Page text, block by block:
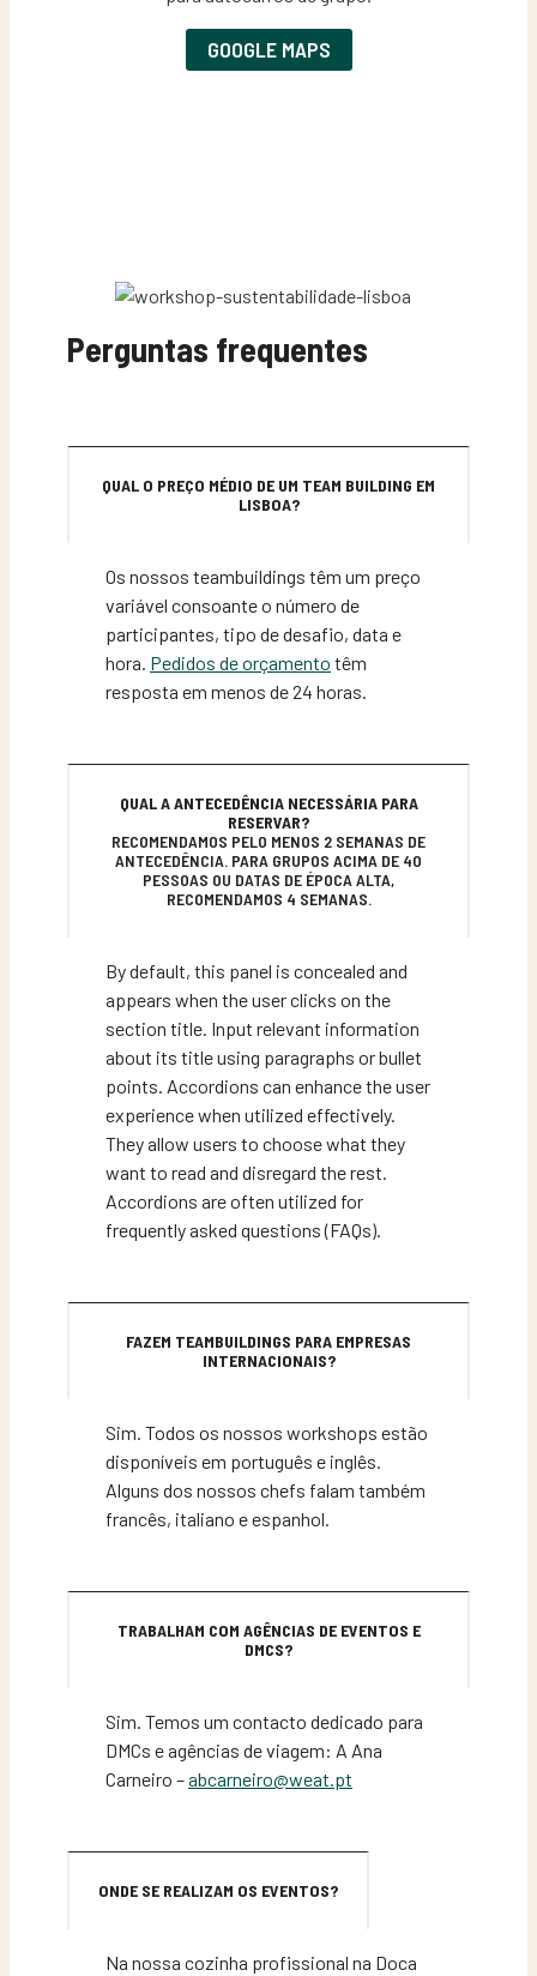
GOOGLE MAPS
Perguntas frequentes
QUAL O PREÇO MÉDIO DE UM TEAM BUILDING EM
LISBOA?
Os nossos teambuildings têm um preço
variável consoante o número de
participantes, tipo de desafio, data e
hora. Pedidos de orçamento têm
resposta em menos de 24 horas.
QUAL A ANTECEDÊNCIA NECESSÁRIA PARA
RESERVAR?
RECOMENDAMOS PELO MENOS 2 SEMANAS DE
ANTECEDÊNCIA. PARA GRUPOS ACIMA DE 40
PESSOAS OU DATAS DE ÉPOCA ALTA,
RECOMENDAMOS 4 SEMANAS.
By default, this panel is concealed and
appears when the user clicks on the
section title. Input relevant information
about its title using paragraphs or bullet
points. Accordions can enhance the user
experience when utilized effectively.
They allow users to choose what they
want to read and disregard the rest.
Accordions are often utilized for
frequently asked questions (FAQs).
FAZEM TEAMBUILDINGS PARA EMPRESAS
INTERNACIONAIS?
Sim. Todos os nossos workshops estão
disponíveis em português e inglês.
Alguns dos nossos chefs falam também
francês, italiano e espanhol.
TRABALHAM COM AGÊNCIAS DE EVENTOS E
DMCS?
Sim. Temos um contacto dedicado para
DMCs e agências de viagem: A Ana
Carneiro –abcarneiro@weat.pt
ONDE SE REALIZAM OS EVENTOS?
Na nossa cozinha profissional na Doca